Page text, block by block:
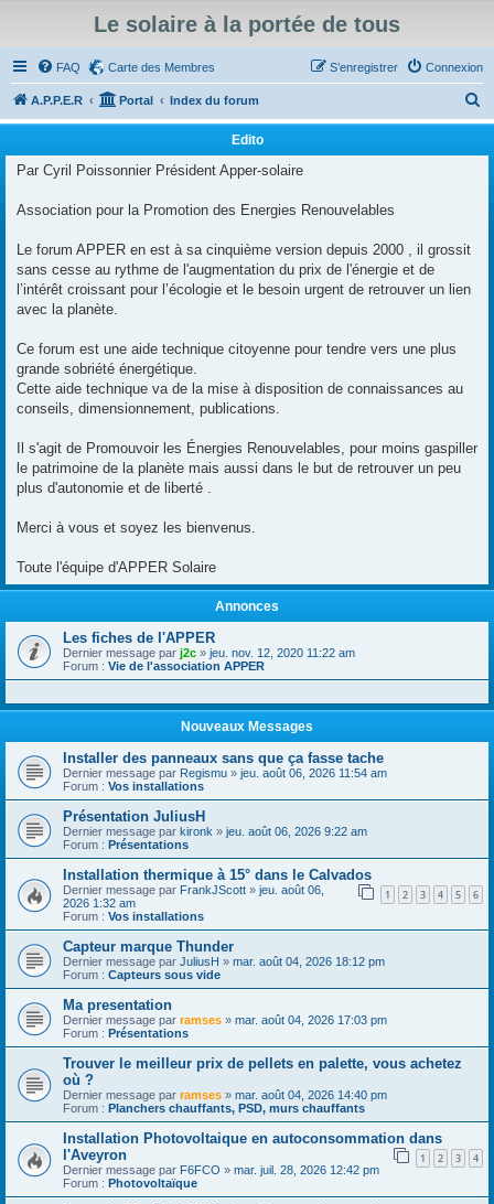
Le solaire à la portée de tous
FAQ Carte des Membres Connexion
S’enregistrer
A.P.P.E.R Portal Index du forum
e
Edito
Par Cyril Poissonnier Président Apper-solaire
Association pour la Promotion des Energies Renouvelables
Le forum APPER en est à sa cinquième version depuis 2000 , il grossit
sans cesse au rythme de l'augmentation du prix de l'énergie et de
l’intérêt croissant pour l’écologie et le besoin urgent de retrouver un lien
avec la planète.
Ce forum est une aide technique citoyenne pour tendre vers une plus
grande sobriété énergétique.
Cette aide technique va de la mise à disposition de connaissances au
conseils, dimensionnement, publications.
Il s'agit de Promouvoir les Énergies Renouvelables, pour moins gaspiller
le patrimoine de la planète mais aussi dans le but de retrouver un peu
plus d'autonomie et de liberté .
Merci à vous et soyez les bienvenus.
Toute l'équipe d'APPER Solaire
Annonces
Les fiches de l'APPER
Dernier message par j2c » jeu. nov. 12, 2020 11:22 am
Forum : Vie de l'association APPER
Nouveaux Messages
Installer des panneaux sans que ça fasse tache
Dernier message par Regismu » jeu. août 06, 2026 11:54 am
Forum : Vos installations
Présentation JuliusH
Dernier message par kironk » jeu. août 06, 2026 9:22 am
Forum : Présentations
Installation thermique à 15° dans le Calvados
1 2 3 4 5 6
Dernier message par FrankJScott » jeu. août 06,
2026 1:32 am
Forum : Vos installations
Capteur marque Thunder
Dernier message par JuliusH » mar. août 04, 2026 18:12 pm
Forum : Capteurs sous vide
Ma presentation
Dernier message par ramses » mar. août 04, 2026 17:03 pm
Forum : Présentations
Trouver le meilleur prix de pellets en palette, vous achetez
où ?
Dernier message par ramses » mar. août 04, 2026 14:40 pm
Forum : Planchers chauffants, PSD, murs chauffants
Installation Photovoltaique en autoconsommation dans
l'Aveyron
1 2 3 4
Dernier message par F6FCO » mar. juil. 28, 2026 12:42 pm
Forum : Photovoltaïque